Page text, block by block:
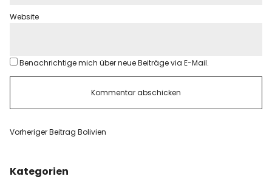
Website
Benachrichtige mich über neue Beiträge via E-Mail.
Vorheriger Beitrag Bolivien
Kategorien